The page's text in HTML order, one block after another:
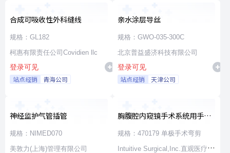
合成可吸收性外科缝线
规格：GL182
柯惠有限责任公司Covidien llc
登录可见
站点经销 青海公司
亲水涂层导丝
规格：GWO-035-300C
北京普益盛济科技有限公司
登录可见
站点经销 天津公司
神经监护气管插管
规格：NIMED070
美敦力(上海)管理有限公司
胸腹腔内窥镜手术系统用手术
器械
规格：470179 单极手术弯剪
Intuitive Surgical,Inc.直观医疗公